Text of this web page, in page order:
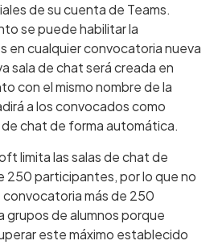
de su cuenta de Teams.
se puede habilitar la
en cualquier convocatoria nueva
sala de chat será creada en
con el mismo nombre de la
a los convocados como
chat de forma automática.
limita las salas de chat de
250 participantes, por lo que no
convocatoria más de 250
grupos de alumnos porque
este máximo establecido